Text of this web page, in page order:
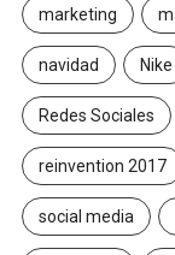
marketing
navidad Nike
Redes Sociales
reinvention 2017
social media